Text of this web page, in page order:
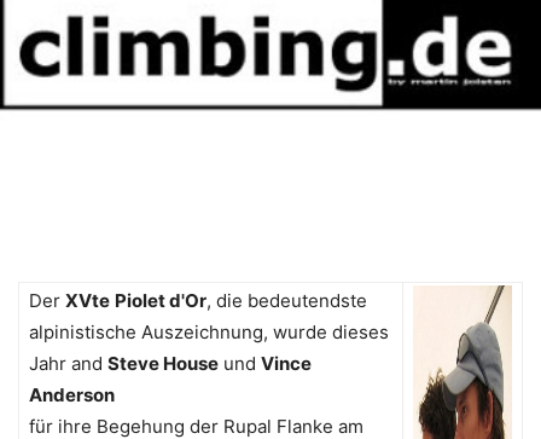
Der XVte Piolet d'Or, die bedeutendste
alpinistische Auszeichnung, wurde dieses
Jahr and Steve House und Vince
Anderson
für ihre Begehung der Rupal Flanke am